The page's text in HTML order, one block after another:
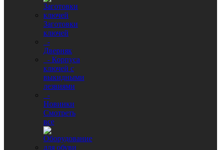
Заготовки
ключей
-
Дверняк
- Корпуса
ключей с
выкидными
лезвиями
-
Новинки
Смотреть
все